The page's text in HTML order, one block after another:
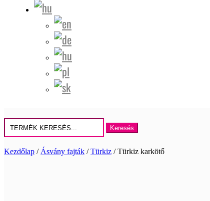
Keresés
erre:
Kezdőlap / Ásvány fajták /Türkiz / Türkiz karkötő